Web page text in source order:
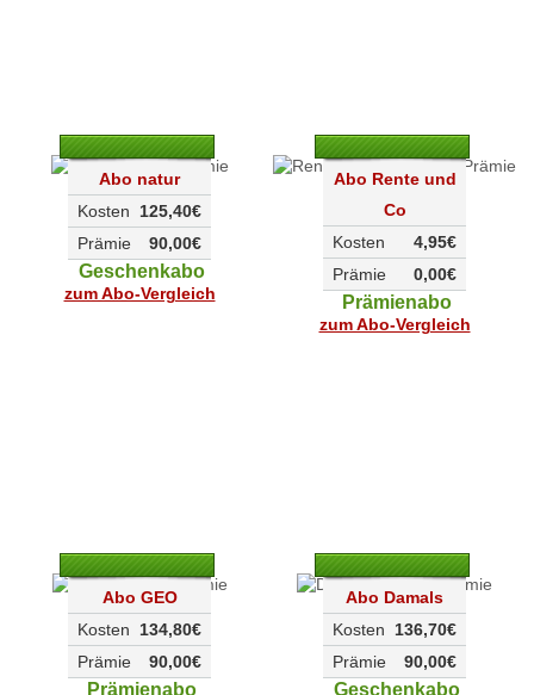
Abo natur
125,40€
Kosten
90,00€
Prämie
Geschenkabo
zum Abo-Vergleich
Abo Rente und
Co
4,95€
Kosten
0,00€
Prämie
Prämienabo
zum Abo-Vergleich
Abo GEO
134,80€
Kosten
90,00€
Prämie
Prämienabo
Abo Damals
136,70€
Kosten
90,00€
Prämie
Geschenkabo